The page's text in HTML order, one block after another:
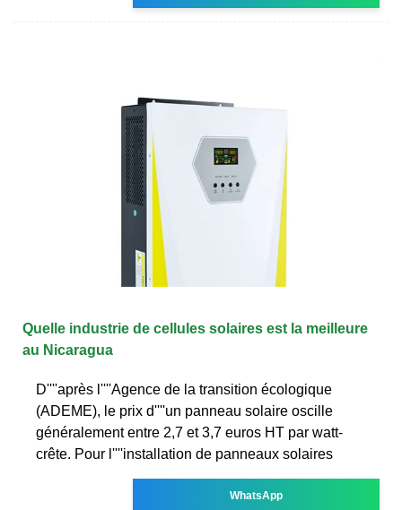
Quelle industrie de cellules solaires est la meilleure
au Nicaragua
D''''après l''''Agence de la transition écologique
(ADEME), le prix d''''un panneau solaire oscille
généralement entre 2,7 et 3,7 euros HT par watt-
crête. Pour l''''installation de panneaux solaires
WhatsApp